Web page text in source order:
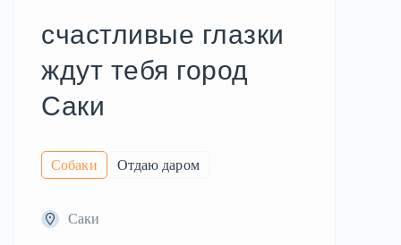
счастливые глазки
ждут тебя город
Саки
Собаки Отдаю даром
Саки